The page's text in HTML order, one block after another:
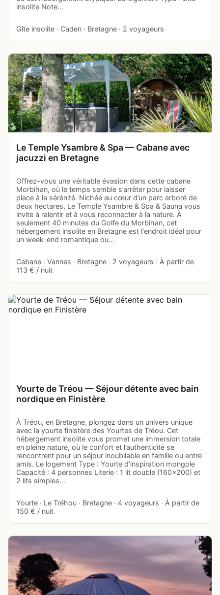
insolite Note…
Gîte insolite · Caden · Bretagne · 2 voyageurs
Le Temple Ysambre & Spa — Cabane avec
jacuzzi en Bretagne
Offrez-vous une véritable évasion dans cette cabane
Morbihan, où le temps semble s’arrêter pour laisser
place à la sérénité. Nichée au cœur d’un parc arboré de
deux hectares, Le Temple Ysambre & Spa & Sauna vous
invite à ralentir et à vous reconnecter à la nature. À
seulement 40 minutes du Golfe du Morbihan, cet
hébergement insolite en Bretagne est l'endroit idéal pour
un week-end romantique ou…
Cabane · Vannes · Bretagne · 2 voyageurs · À partir de
113 € / nuit
Yourte de Tréou — Séjour détente avec bain
nordique en Finistère
À Tréou, en Bretagne, plongez dans un univers unique
avec la yourte finistère des Yourtes de Tréou. Cet
hébergement insolite vous promet une immersion totale
en pleine nature, où le confort et l’authenticité se
rencontrent pour un séjour inoubliable en famille ou entre
amis. Le logement Type : Yourte d’inspiration mongole
Capacité : 4 personnes Literie : 1 lit double (160x200) et
2 lits simples…
Yourte · Le Tréhou · Bretagne · 4 voyageurs · À partir de
150 € / nuit